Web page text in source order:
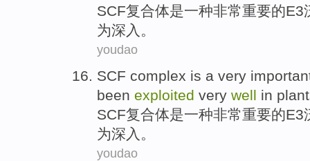
SCF复合体是一种非常重要的E3
为深入。
youdao
SCF complex is a very
been exploited very well in
SCF复合体是一种非常重要的E3
为深入。
youdao